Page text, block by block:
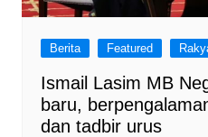
Berita Featured
Ismail Lasim MB
baru,
dan tadbir urus